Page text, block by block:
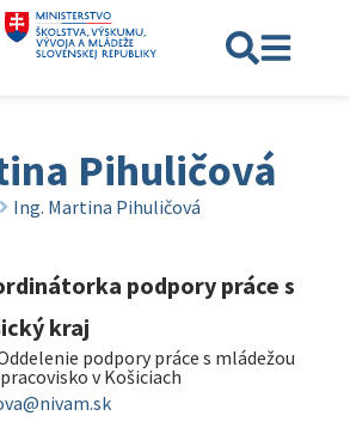
Pihuličová
Ing. Martina Pihuličová
podpory práce s
kraj
podpory práce s mládežou
v Košiciach